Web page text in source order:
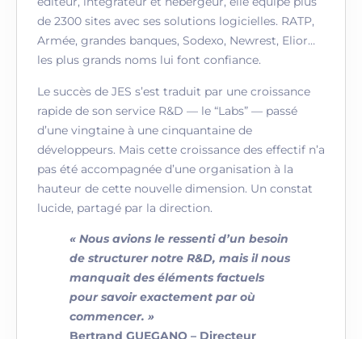
de 2300 sites avec ses solutions logicielles. RATP,
Armée, grandes banques, Sodexo, Newrest, Elior…
les plus grands noms lui font confiance.
Le succès de JES s’est traduit par une croissance
rapide de son service R&D — le “Labs” — passé
d’une vingtaine à une cinquantaine de
développeurs. Mais cette croissance des effectif n’a
pas été accompagnée d’une organisation à la
hauteur de cette nouvelle dimension. Un constat
lucide, partagé par la direction.
« Nous avions le ressenti d’un besoin
de structurer notre R&D, mais il nous
manquait des éléments factuels
pour savoir exactement par où
commencer. »
Bertrand GUEGANO – Directeur